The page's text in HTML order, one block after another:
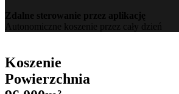
Zdalne sterowanie przez aplikację
Autonomiczne koszenie przez cały dzień
Koszenie
Powierzchnia